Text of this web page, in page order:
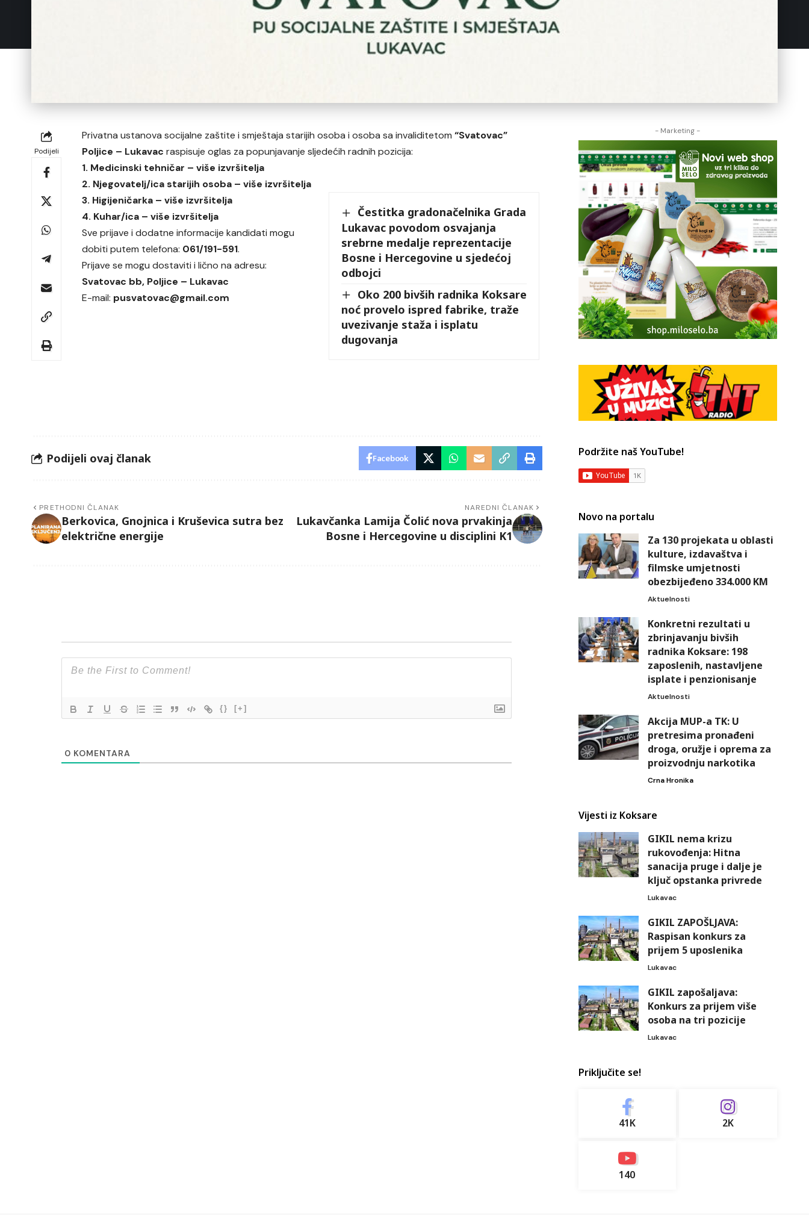
Podijeli
Privatna ustanova socijalne zaštite i smještaja starijih osoba i osoba sa invaliditetom“Svatovac”
Poljice – Lukavac raspisuje oglas za popunjavanje sljedećih radnih pozicija:
1. Medicinski tehničar – više izvršitelja
2. Njegovatelj/ica starijih osoba – više izvršitelja
Čestitka gradonačelnika Grada
Lukavac povodom osvajanja
srebrne medalje reprezentacije
Bosne i Hercegovine u sjedećoj
odbojci
Oko 200 bivših radnika Koksare
noć provelo ispred fabrike, traže
uvezivanje staža i isplatu
dugovanja
3. Higijeničarka – više izvršitelja
4. Kuhar/ica – više izvršitelja
Sve prijave i dodatne informacije kandidati mogu
dobiti putem telefona: 061/191-591.
Prijave se mogu dostaviti i lično na adresu:
Svatovac bb, Poljice – Lukavac
E-mail: pusvatovac@gmail.com
Podijeli ovaj članak Facebook
PRETHODNI ČLANAK
Berkovica, Gnojnica i Kruševica sutra bez
električne energije
NAREDNI ČLANAK
Lukavčanka Lamija Čolić nova prvakinja
Bosne i Hercegovine u disciplini K1
{} [+]
0 KOMENTARA
- Marketing -
Podržite naš YouTube!
Novo na portalu
Za 130 projekata u oblasti
kulture, izdavaštva i
filmske umjetnosti
obezbijeđeno 334.000 KM
Aktuelnosti
Konkretni rezultati u
zbrinjavanju bivših
radnika Koksare: 198
zaposlenih, nastavljene
isplate i penzionisanje
Aktuelnosti
Akcija MUP-a TK: U
pretresima pronađeni
droga, oružje i oprema za
proizvodnju narkotika
Crna Hronika
Vijesti iz Koksare
GIKIL nema krizu
rukovođenja: Hitna
sanacija pruge i dalje je
ključ opstanka privrede
Lukavac
GIKIL ZAPOŠLJAVA:
Raspisan konkurs za
prijem 5 uposlenika
Lukavac
GIKIL zapošaljava:
Konkurs za prijem više
osoba na tri pozicije
Lukavac
Priključite se!
41K 2K
140